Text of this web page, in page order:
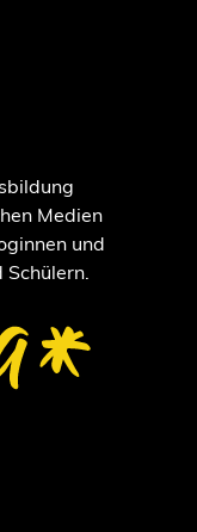
Medien
und
Schülern.